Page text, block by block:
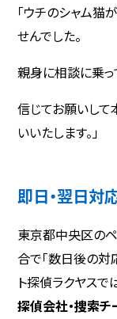
「ウチのシャム猫
せんでした。
親身に相談に乗っ
信じてお願いして
いいたします。」
即日・翌日対
東京都中央区の
合で「数日後の対
ト探偵ラクヤスで
探偵会社・捜索チ